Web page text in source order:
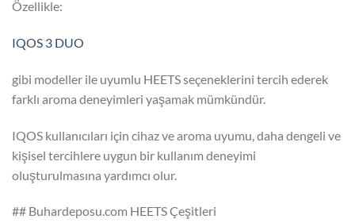
Özellikle:
IQOS 3 DUO
gibi modeller ile uyumlu HEETS seçeneklerini tercih ederek
farklı aroma deneyimleri yaşamak mümkündür.
IQOS kullanıcıları için cihaz ve aroma uyumu, daha dengeli ve
kişisel tercihlere uygun bir kullanım deneyimi
oluşturulmasına yardımcı olur.
## Buhardeposu.com HEETS Çeşitleri